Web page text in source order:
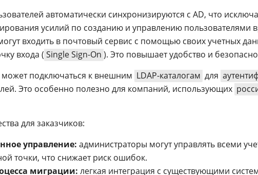
автоматически синхронизируются с AD, что
усилий по созданию и управлению пользователями
входить в почтовый сервис с помощью своих учетных
входа ( Single Sign-On ). Это повышает удобство и
может подключаться к внешним LDAP-каталогам для
Это особенно полезно для компаний, использующих
для заказчиков:
управление: администраторы могут управлять всеми
точки, что снижает риск ошибок.
миграции: легкая интеграция с существующими